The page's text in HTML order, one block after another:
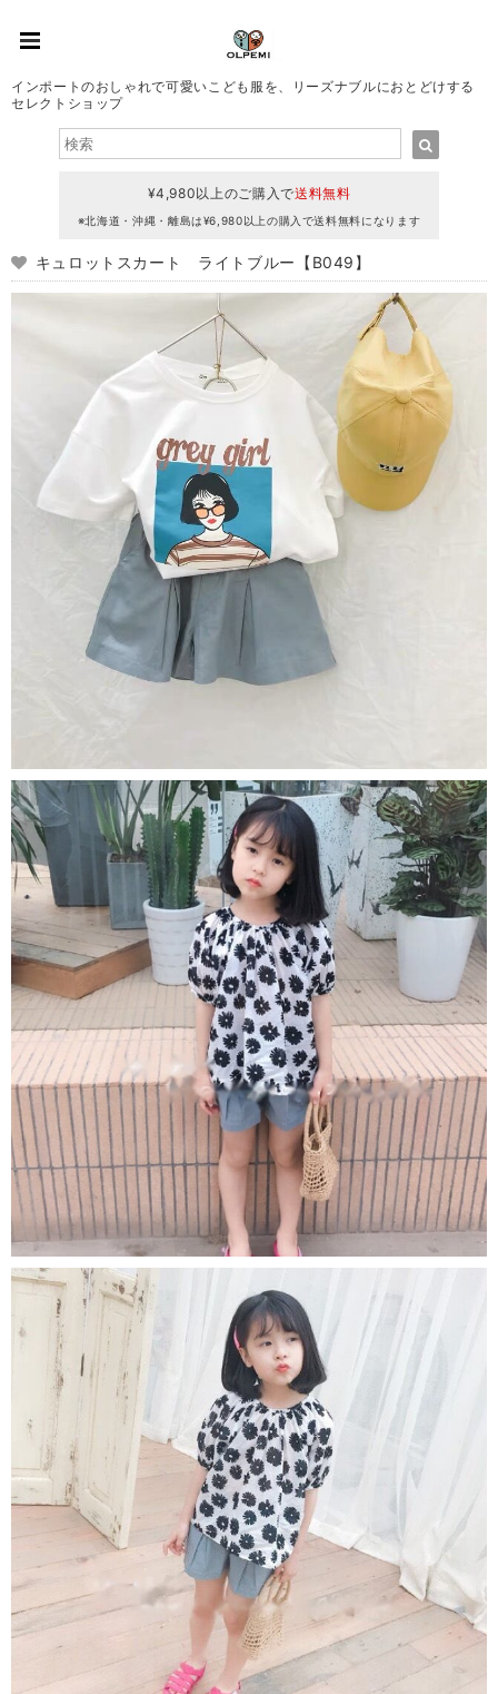
インポートのおしゃれで可愛いこども服を、リーズナブルにおとどけする
セレクトショップ
¥4,980以上のご購入で送料無料
※北海道・沖縄・離島は¥6,980以上の購入で送料無料になります
キュロットスカート ライトブルー【B049】